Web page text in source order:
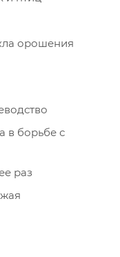
орошения
в борьбе с
раз